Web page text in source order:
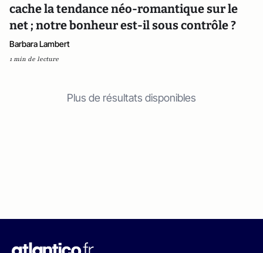
cache la tendance néo-romantique sur le
net ; notre bonheur est-il sous contrôle ?
Barbara Lambert
1 min de lecture
Plus de résultats disponibles